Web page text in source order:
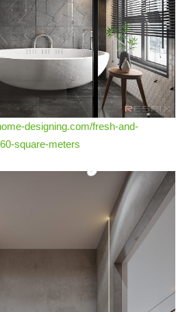
designing.com/fresh-and-
square-meters